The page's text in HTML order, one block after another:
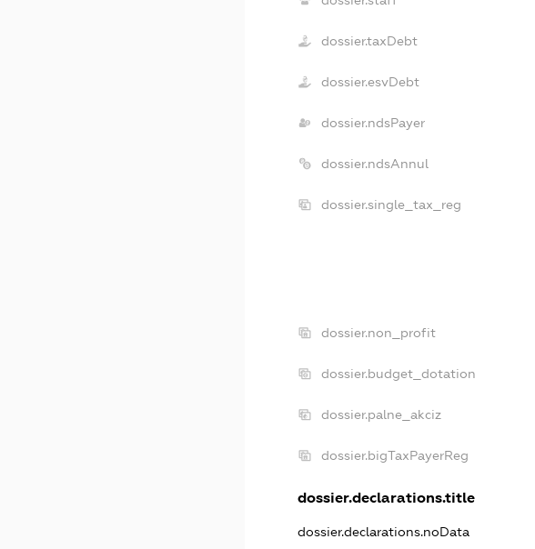
dossier.taxDebt
dossier.esvDebt
dossier.ndsPayer
dossier.ndsAnnul
dossier.single_tax_reg
dossier.non_profit
dossier.budget_dotation
dossier.palne_akciz
dossier.bigTaxPayerReg
dossier.declarations.title
dossier.declarations.noData